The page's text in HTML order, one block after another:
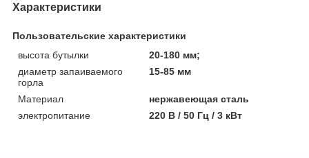
Характеристики
Пользовательские характеристики
высота бутылки
20-180 мм;
диаметр запаиваемого
горла
15-85 мм
Материал
нержавеющая сталь
электропитание
220 В / 50 Гц / 3 кВт